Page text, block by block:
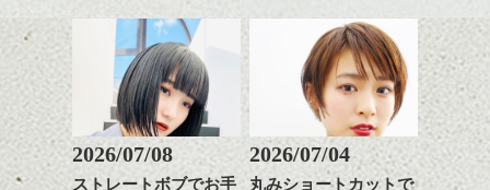
スタイリッシュになるように、バック、耳
周りは短めにしてあります。
襟裳のやマフラーなど巻いた時にもスタイ
ルが際立ち、マニッシュで可愛いです
バングも、毛束感とジグザグ感をだしラフ
迷っている人に、お店側から提案してくれ
るって、とても居心地が良くて、また行き
たくなりました。
でも髪とそれによる気分は身のこなしに影
響すると思っています。
なんの話しでしょうか（笑）
倉庫のような場所に無造作に並べられたい
ろいろなモノ。
何故だか興味が湧いてきます。
2026/07/08
ストレートボブでお手
2026/07/04
丸みショートカットで